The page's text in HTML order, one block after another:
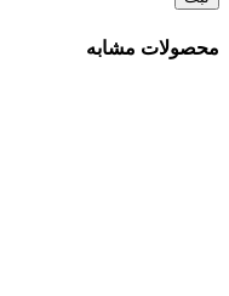
محصولات مشابه